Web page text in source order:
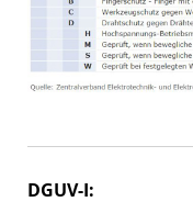
DGUV-I: